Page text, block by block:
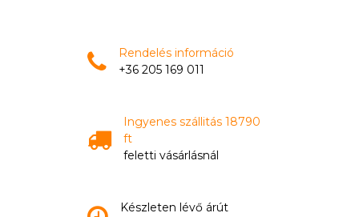
Rendelés információ
+36 205 169 011
Ingyenes szállitás 18790
ft
feletti vásárlásnál
Készleten lévő árút